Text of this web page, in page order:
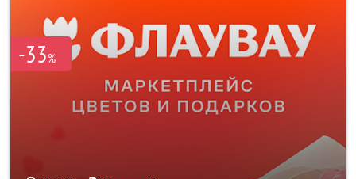
-33%